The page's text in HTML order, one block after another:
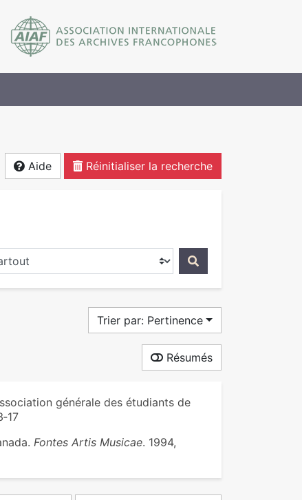
Aide Réinitialiser la recherche
dans...
Trier par: Pertinence
Résumés
générale des étudiants de
Fontes Artis Musicae. 1994,